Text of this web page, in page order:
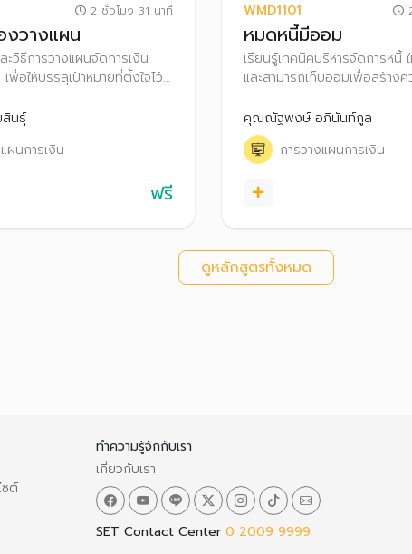
2 ชั่วโมง 31 นาที
งวางแผน
ะวิธีการวางแผนจัดการเงิน
พื่อให้บรรลุเป้าหมายที่ตั้งใจไว้
งินได้
สินธุ์
ผนการเงิน
ฟรี
WMD1101
หมดหนี้มีออม
เรียนรู้เทคนิคบริหารจัดการหนี้
และสามารถเก็บออมเพื่อสร้าง
คุณณัฐพงษ์ อภินันท์กูล
การวางแผนการเงิน
ดูหลักสูตรทั้งหมด
ซต์
ทำความรู้จักกับเรา
เกี่ยวกับเรา
SET Contact Center 0 2009 9999